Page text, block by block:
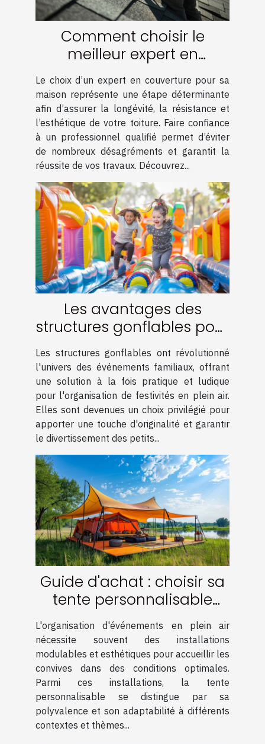
Comment choisir le
meilleur expert en
couverture pour votre
maison
Le choix d’un expert en couverture pour sa
maison représente une étape déterminante
afin d’assurer la longévité, la résistance et
l’esthétique de votre toiture. Faire confiance
à un professionnel qualifié permet d’éviter
de nombreux désagréments et garantit la
réussite de vos travaux. Découvrez...
Les avantages des
structures gonflables pour
événements familiaux
Les structures gonflables ont révolutionné
l'univers des événements familiaux, offrant
une solution à la fois pratique et ludique
pour l'organisation de festivités en plein air.
Elles sont devenues un choix privilégié pour
apporter une touche d'originalité et garantir
le divertissement des petits...
Guide d'achat : choisir sa
tente personnalisable
pour événements
L'organisation d'événements en plein air
nécessite souvent des installations
modulables et esthétiques pour accueillir les
convives dans des conditions optimales.
Parmi ces installations, la tente
personnalisable se distingue par sa
polyvalence et son adaptabilité à différents
contextes et thèmes...